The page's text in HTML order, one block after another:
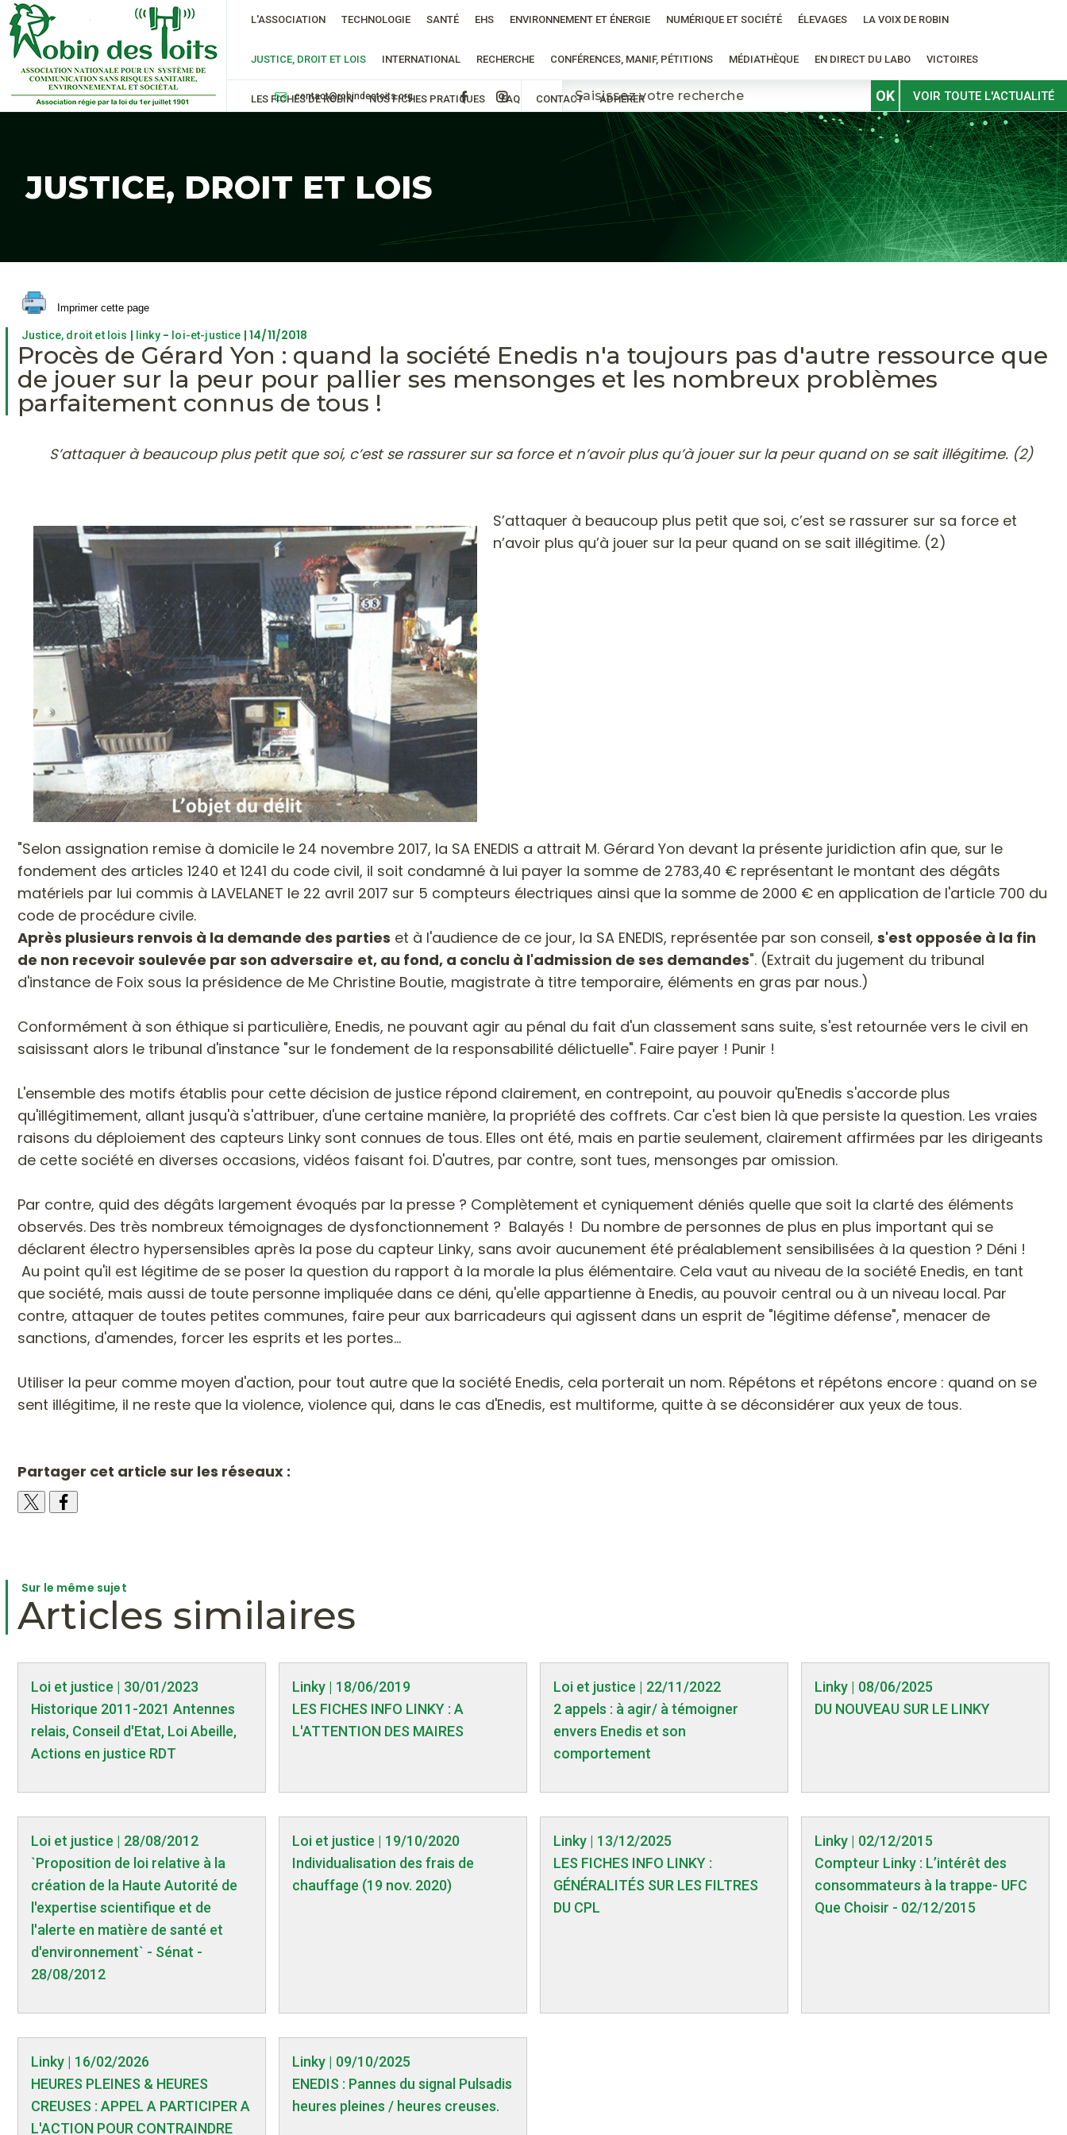
JUSTICE, DROIT ET LOIS
L'ASSOCIATION TECHNOLOGIE SANTÉ EHS ENVIRONNEMENT ET ÉNERGIE NUMÉRIQUE ET SOCIÉTÉ ÉLEVAGES LA VOIX DE ROBIN
JUSTICE, DROIT ET LOIS INTERNATIONAL RECHERCHE CONFÉRENCES, MANIF, PÉTITIONS MÉDIATHÈQUE EN DIRECT DU LABO VICTOIRES
LES FICHES DE ROBIN NOS FICHES PRATIQUES FAQ CONTACT ADHÉRER
contact@robindestoits.org OK VOIR TOUTE L'ACTUALITÉ
Imprimer cette page
Justice, droit et lois | linky- loi-et-justice | 14/11/2018
Procès de Gérard Yon : quand la société Enedis n'a toujours pas d'autre ressource que
de jouer sur la peur pour pallier ses mensonges et les nombreux problèmes
parfaitement connus de tous !
S’attaquer à beaucoup plus petit que soi, c’est se rassurer sur sa force et n’avoir plus qu’à jouer sur la peur quand on se sait illégitime. (2)
S’attaquer à beaucoup plus petit que soi, c’est se rassurer sur sa force et
n’avoir plus qu’à jouer sur la peur quand on se sait illégitime. (2)
"Selon assignation remise à domicile le 24 novembre 2017, la SA ENEDIS a attrait M. Gérard Yon devant la présente juridiction afin que, sur le
fondement des articles 1240 et 1241 du code civil, il soit condamné à lui payer la somme de 2783,40 € représentant le montant des dégâts
matériels par lui commis à LAVELANET le 22 avril 2017 sur 5 compteurs électriques ainsi que la somme de 2000 € en application de l'article 700 du
code de procédure civile.
Après plusieurs renvois à la demande des parties et à l'audience de ce jour, la SA ENEDIS, représentée par son conseil, s'est opposée à la fin
de non recevoir soulevée par son adversaire et, au fond, a conclu à l'admission de ses demandes". (Extrait du jugement du tribunal
d'instance de Foix sous la présidence de Me Christine Boutie, magistrate à titre temporaire, éléments en gras par nous.)
Conformément à son éthique si particulière, Enedis, ne pouvant agir au pénal du fait d'un classement sans suite, s'est retournée vers le civil en
saisissant alors le tribunal d'instance "sur le fondement de la responsabilité délictuelle". Faire payer ! Punir !
L'ensemble des motifs établis pour cette décision de justice répond clairement, en contrepoint, au pouvoir qu'Enedis s'accorde plus
qu'illégitimement, allant jusqu'à s'attribuer, d'une certaine manière, la propriété des coffrets. Car c'est bien là que persiste la question. Les vraies
raisons du déploiement des capteurs Linky sont connues de tous. Elles ont été, mais en partie seulement, clairement affirmées par les dirigeants
de cette société en diverses occasions, vidéos faisant foi. D'autres, par contre, sont tues, mensonges par omission.
Par contre, quid des dégâts largement évoqués par la presse ? Complètement et cyniquement déniés quelle que soit la clarté des éléments
observés. Des très nombreux témoignages de dysfonctionnement ? Balayés ! Du nombre de personnes de plus en plus important qui se
déclarent électro hypersensibles après la pose du capteur Linky, sans avoir aucunement été préalablement sensibilisées à la question ? Déni !
Au point qu'il est légitime de se poser la question du rapport à la morale la plus élémentaire. Cela vaut au niveau de la société Enedis, en tant
que société, mais aussi de toute personne impliquée dans ce déni, qu'elle appartienne à Enedis, au pouvoir central ou à un niveau local. Par
contre, attaquer de toutes petites communes, faire peur aux barricadeurs qui agissent dans un esprit de "légitime défense", menacer de
sanctions, d'amendes, forcer les esprits et les portes…
Utiliser la peur comme moyen d'action, pour tout autre que la société Enedis, cela porterait un nom. Répétons et répétons encore : quand on se
sent illégitime, il ne reste que la violence, violence qui, dans le cas d'Enedis, est multiforme, quitte à se déconsidérer aux yeux de tous.
Partager cet article sur les réseaux :
Sur le même sujet
Articles similaires
Loi et justice | 30/01/2023
Historique 2011-2021 Antennes
relais, Conseil d'Etat, Loi Abeille,
Actions en justice RDT
Linky | 18/06/2019
LES FICHES INFO LINKY : A
L'ATTENTION DES MAIRES
Loi et justice | 22/11/2022
2 appels : à agir/ à témoigner
envers Enedis et son
comportement
Linky | 08/06/2025
DU NOUVEAU SUR LE LINKY
Loi et justice | 28/08/2012
`Proposition de loi relative à la
création de la Haute Autorité de
l'expertise scientifique et de
l'alerte en matière de santé et
d'environnement` - Sénat -
28/08/2012
Loi et justice | 19/10/2020
Individualisation des frais de
chauffage (19 nov. 2020)
Linky | 13/12/2025
LES FICHES INFO LINKY :
GÉNÉRALITÉS SUR LES FILTRES
DU CPL
Linky | 02/12/2015
Compteur Linky : L’intérêt des
consommateurs à la trappe- UFC
Que Choisir - 02/12/2015
Linky | 16/02/2026
HEURES PLEINES & HEURES
CREUSES : APPEL A PARTICIPER A
L'ACTION POUR CONTRAINDRE
Linky | 09/10/2025
ENEDIS : Pannes du signal Pulsadis
heures pleines / heures creuses.